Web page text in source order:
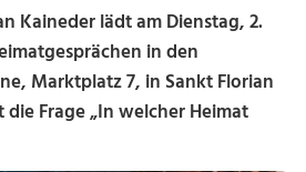
Kaineder lädt am Dienstag, 2.
in den
Marktplatz 7, in Sankt Florian
Frage „In welcher Heimat